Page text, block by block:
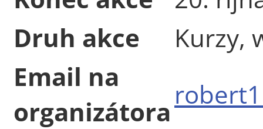
Druh akce
Kurzy,
Email na
organizátora